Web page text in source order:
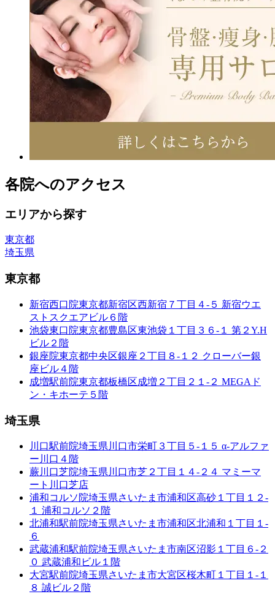
各院へのアクセス
エリアから探す
東京都
埼玉県
東京都
新宿西口院東京都新宿区西新宿７丁目４-５ 新宿ウエ
ストスクエアビル６階
池袋東口院東京都豊島区東池袋１丁目３６-１ 第２Y.H
ビル２階
銀座院東京都中央区銀座２丁目８-１２ クローバー銀
座ビル４階
成増駅前院東京都板橋区成増２丁目２１-２ MEGAド
ン・キホーテ５階
埼玉県
川口駅前院埼玉県川口市栄町３丁目５-１５ α-アルファ
ー川口４階
蕨川口芝院埼玉県川口市芝２丁目１４-２４ マミーマ
ート川口芝店
浦和コルソ院埼玉県さいたま市浦和区高砂１丁目１２-
１ 浦和コルソ２階
北浦和駅前院埼玉県さいたま市浦和区北浦和１丁目１-
６
武蔵浦和駅前院埼玉県さいたま市南区沼影１丁目６-２
０ 武蔵浦和ビル１階
大宮駅前院埼玉県さいたま市大宮区桜木町１丁目１-１
８ 誠ビル２階